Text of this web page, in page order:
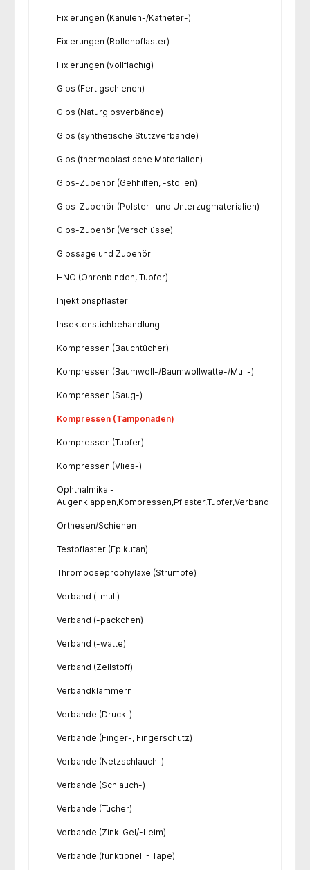
Fixierungen (Kanülen-/Katheter-)
Fixierungen (Rollenpflaster)
Fixierungen (vollflächig)
Gips (Fertigschienen)
Gips (Naturgipsverbände)
Gips (synthetische Stützverbände)
Gips (thermoplastische Materialien)
Gips-Zubehör (Gehhilfen, -stollen)
Gips-Zubehör (Polster- und Unterzugmaterialien)
Gips-Zubehör (Verschlüsse)
Gipssäge und Zubehör
HNO (Ohrenbinden, Tupfer)
Injektionspflaster
Insektenstichbehandlung
Kompressen (Bauchtücher)
Kompressen (Baumwoll-/Baumwollwatte-/Mull-)
Kompressen (Saug-)
Kompressen (Tamponaden)
Kompressen (Tupfer)
Kompressen (Vlies-)
Ophthalmika -
Augenklappen,Kompressen,Pflaster,Tupfer,Verband
Orthesen/Schienen
Testpflaster (Epikutan)
Thromboseprophylaxe (Strümpfe)
Verband (-mull)
Verband (-päckchen)
Verband (-watte)
Verband (Zellstoff)
Verbandklammern
Verbände (Druck-)
Verbände (Finger-, Fingerschutz)
Verbände (Netzschlauch-)
Verbände (Schlauch-)
Verbände (Tücher)
Verbände (Zink-Gel/-Leim)
Verbände (funktionell - Tape)